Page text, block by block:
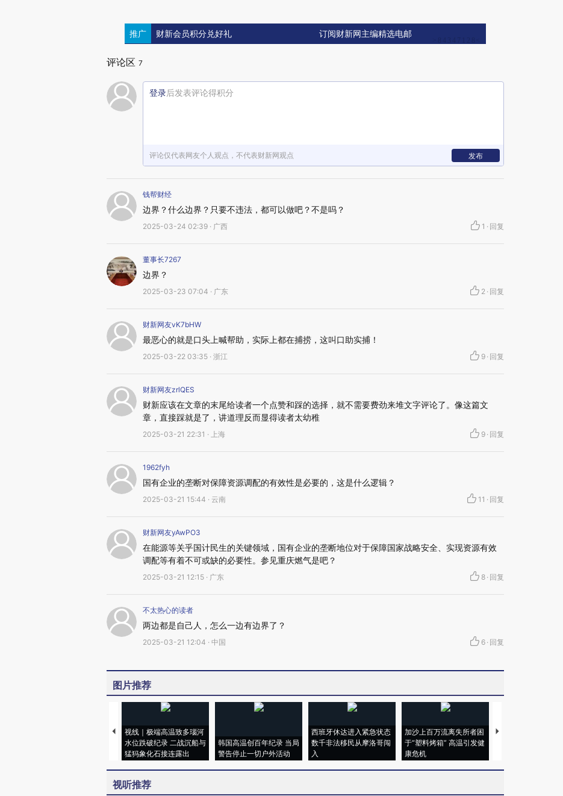
推广 财新会员积分兑好礼 订阅财新网主编精选电邮
评论区 7
登录后发表评论得积分
评论仅代表网友个人观点，不代表财新网观点 发布
钱帮财经
边界？什么边界？只要不违法，都可以做吧？不是吗？
2025-03-24 02:39 · 广西 1 · 回复
董事长7267
边界？
2025-03-23 07:04 · 广东 2 · 回复
财新网友vK7bHW
最恶心的就是口头上喊帮助，实际上都在捕捞，这叫口助实捕！
2025-03-22 03:35 · 浙江 9 · 回复
财新网友zrlQES
财新应该在文章的末尾给读者一个点赞和踩的选择，就不需要费劲来堆文字评论了。像这篇文
章，直接踩就是了，讲道理反而显得读者太幼稚
2025-03-21 22:31 · 上海 9 · 回复
1962fyh
国有企业的垄断对保障资源调配的有效性是必要的，这是什么逻辑？
2025-03-21 15:44 · 云南 11 · 回复
财新网友yAwPO3
在能源等关乎国计民生的关键领域，国有企业的垄断地位对于保障国家战略安全、实现资源有效
调配等有着不可或缺的必要性。参见重庆燃气是吧？
2025-03-21 12:15 · 广东 8 · 回复
不太热心的读者
两边都是自己人，怎么一边有边界了？
2025-03-21 12:04 · 中国 6 · 回复
图片推荐
视线｜极端高温致多瑙河
水位跌破纪录 二战沉船与
猛犸象化石接连露出
韩国高温创百年纪录 当局
警告停止一切户外活动
西班牙休达进入紧急状态
数千非法移民从摩洛哥闯
入
加沙上百万流离失所者困
于“塑料烤箱” 高温引发健
康危机
视线｜HYROX的吸金
视听推荐